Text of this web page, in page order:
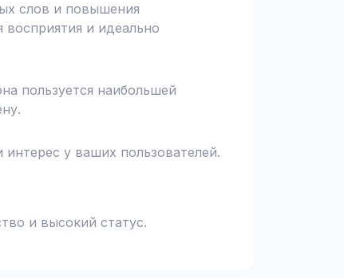
слов и повышения
и идеально
пользуется наибольшей
у ваших пользователей.
и высокий статус.